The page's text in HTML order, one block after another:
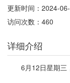
更新时间：2024-
访问次数：460
详细介绍
6月12日星期三